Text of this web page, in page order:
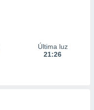
Última luz
21:26